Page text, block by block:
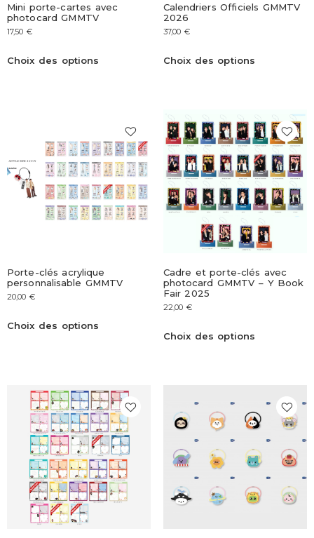
Mini porte-cartes avec
photocard GMMTV
17,50 €
Choix des options
Calendriers Officiels GMMTV
2026
37,00 €
Choix des options
Porte-clés acrylique
personnalisable GMMTV
20,00 €
Choix des options
Cadre et porte-clés avec
photocard GMMTV – Y Book
Fair 2025
22,00 €
Choix des options